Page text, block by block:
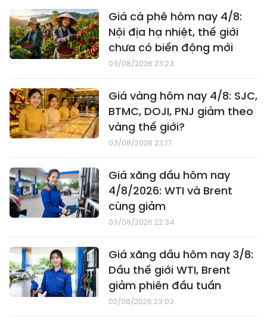
Giá cà phê hôm nay 4/8:
Nội địa hạ nhiệt, thế giới
chưa có biến động mới
03/08/2026 23:23
Giá vàng hôm nay 4/8: SJC,
BTMC, DOJI, PNJ giảm theo
vàng thế giới?
03/08/2026 23:17
Giá xăng dầu hôm nay
4/8/2026: WTI và Brent
cùng giảm
03/08/2026 22:34
Giá xăng dầu hôm nay 3/8:
Dầu thế giới WTI, Brent
giảm phiên đầu tuần
02/08/2026 23:03